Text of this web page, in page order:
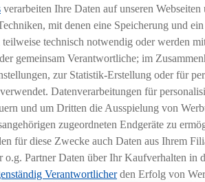
mit der Führungskraft
verarbeiten Ihre Daten auf unseren
mit denen eine Speicherung und
technisch notwendig oder werden
gemeinsam Verantwortliche; im
zur Statistik-Erstellung oder für
Datenverarbeitungen für
und um Dritten die Ausspielung von
zugeordneten Endgeräte zu
für diese Zwecke auch Daten aus Ihrem
Partner Daten über Ihr Kaufverhalten in
Verantwortlicherden Erfolg von